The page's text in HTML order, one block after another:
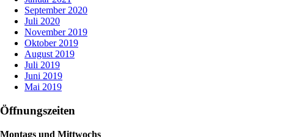
September 2020
Juli 2020
November 2019
Oktober 2019
August 2019
Juli 2019
Juni 2019
Mai 2019
Öffnungszeiten
Montags und Mittwochs